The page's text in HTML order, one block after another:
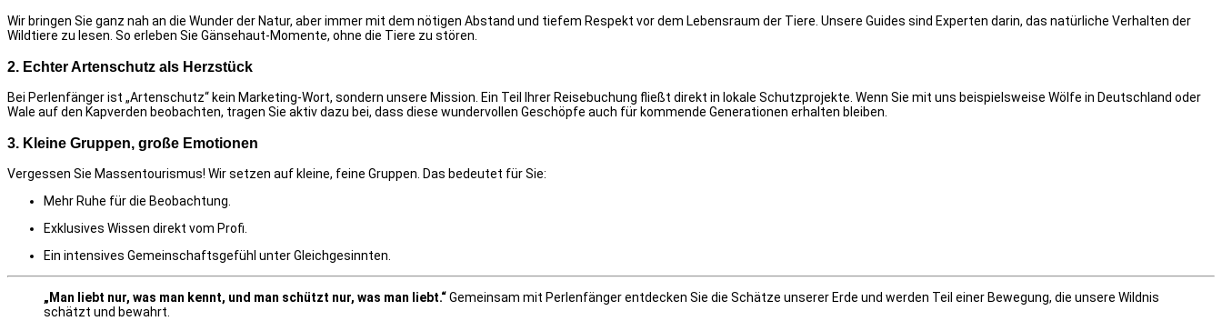
Wir bringen Sie ganz nah an die Wunder der Natur, aber immer mit dem nötigen Abstand und tiefem Respekt vor dem Lebensraum der Tiere. Unsere Guides sind Experten darin, das natürliche Verhalten der
Wildtiere zu lesen. So erleben Sie Gänsehaut-Momente, ohne die Tiere zu stören.
2. Echter Artenschutz als Herzstück
Bei Perlenfänger ist „Artenschutz“ kein Marketing-Wort, sondern unsere Mission. Ein Teil Ihrer Reisebuchung fließt direkt in lokale Schutzprojekte. Wenn Sie mit uns beispielsweise Wölfe in Deutschland oder
Wale auf den Kapverden beobachten, tragen Sie aktiv dazu bei, dass diese wundervollen Geschöpfe auch für kommende Generationen erhalten bleiben.
3. Kleine Gruppen, große Emotionen
Vergessen Sie Massentourismus! Wir setzen auf kleine, feine Gruppen. Das bedeutet für Sie:
Mehr Ruhe für die Beobachtung.
Exklusives Wissen direkt vom Profi.
Ein intensives Gemeinschaftsgefühl unter Gleichgesinnten.
„Man liebt nur, was man kennt, und man schützt nur, was man liebt.“Gemeinsam mit Perlenfänger entdecken Sie die Schätze unserer Erde und werden Teil einer Bewegung, die unsere Wildnis
schätzt und bewahrt.